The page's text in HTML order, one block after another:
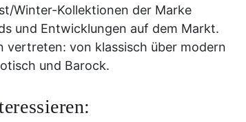
Winter-Kollektionen der Marke
und Entwicklungen auf dem Markt.
vertreten: von klassisch über modern
und Barock.